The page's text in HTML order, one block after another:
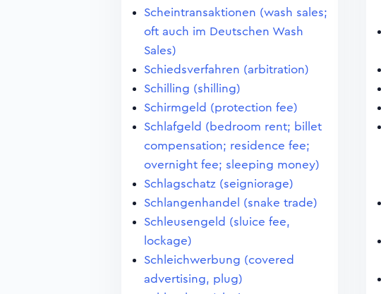
Scheintransaktionen (wash sales;
oft auch im Deutschen Wash
Sales)
Schiedsverfahren (arbitration)
Schilling (shilling)
Schirmgeld (protection fee)
Schlafgeld (bedroom rent; billet
compensation; residence fee;
overnight fee; sleeping money)
Schlagschatz (seigniorage)
Schlangenhandel (snake trade)
Schleusengeld (sluice fee,
lockage)
Schleichwerbung (covered
advertising, plug)